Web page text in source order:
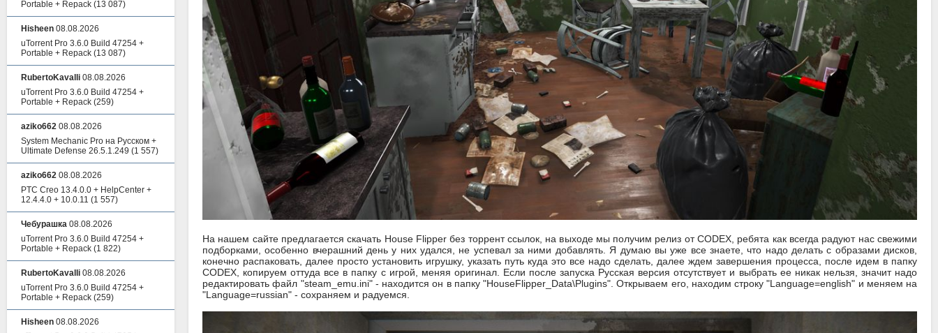
На нашем сайте предлагается скачать House Flipper без торрент ссылок, на выходе мы получим релиз от CODEX, ребята как всегда радуют нас свежими
подборками, особенно вчерашний день у них удался, не успевал за ними добавлять. Я думаю вы уже все знаете, что надо делать с образами дисков,
конечно распаковать, далее просто установить игрушку, указать путь куда это все надо сделать, далее ждем завершения процесса, после идем в папку
CODEX, копируем оттуда все в папку с игрой, меняя оригинал. Если после запуска Русская версия отсутствует и выбрать ее никак нельзя, значит надо
редактировать файл "steam_emu.ini" - находится он в папку "HouseFlipper_Data\Plugins". Открываем его, находим строку "Language=english" и меняем на
"Language=russian" - сохраняем и радуемся.
Portable + Repack (13 087)
Hisheen 08.08.2026
uTorrent Pro 3.6.0 Build 47254 +
Portable + Repack (13 087)
RubertoKavalli 08.08.2026
uTorrent Pro 3.6.0 Build 47254 +
Portable + Repack (259)
aziko662 08.08.2026
System Mechanic Pro на Русском +
Ultimate Defense 26.5.1.249 (1 557)
aziko662 08.08.2026
PTC Creo 13.4.0.0 + HelpCenter +
12.4.4.0 + 10.0.11 (1 557)
Чебурашка 08.08.2026
uTorrent Pro 3.6.0 Build 47254 +
Portable + Repack (1 822)
RubertoKavalli 08.08.2026
uTorrent Pro 3.6.0 Build 47254 +
Portable + Repack (259)
Hisheen 08.08.2026